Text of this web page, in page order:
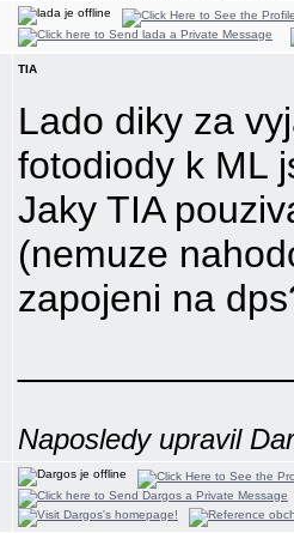
eye"
TIA
Lado diky za
fotodiody k ML
Jaky TIA
(nemuze
zapojeni na
Naposledy upravil